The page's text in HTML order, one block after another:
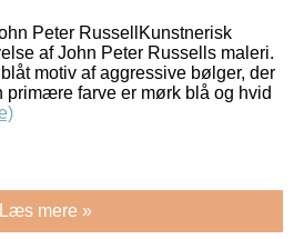
Peter RussellKunstnerisk
af John Peter Russells maleri.
motiv af aggressive bølger, der
primære farve er mørk blå og hvid
Læs mere »